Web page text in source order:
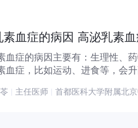
素血症的病因 高泌乳素
症的病因主要有：生理性、药物
血症，比如运动、进食等，会
主任医师 首都医科大学附属北